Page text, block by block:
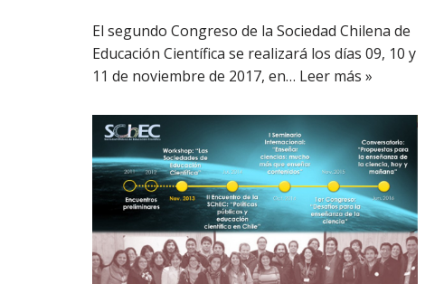
El segundo Congreso de la Sociedad Chilena de
Educación Científica se realizará los días 09, 10 y
11 de noviembre de 2017, en… Leer más »